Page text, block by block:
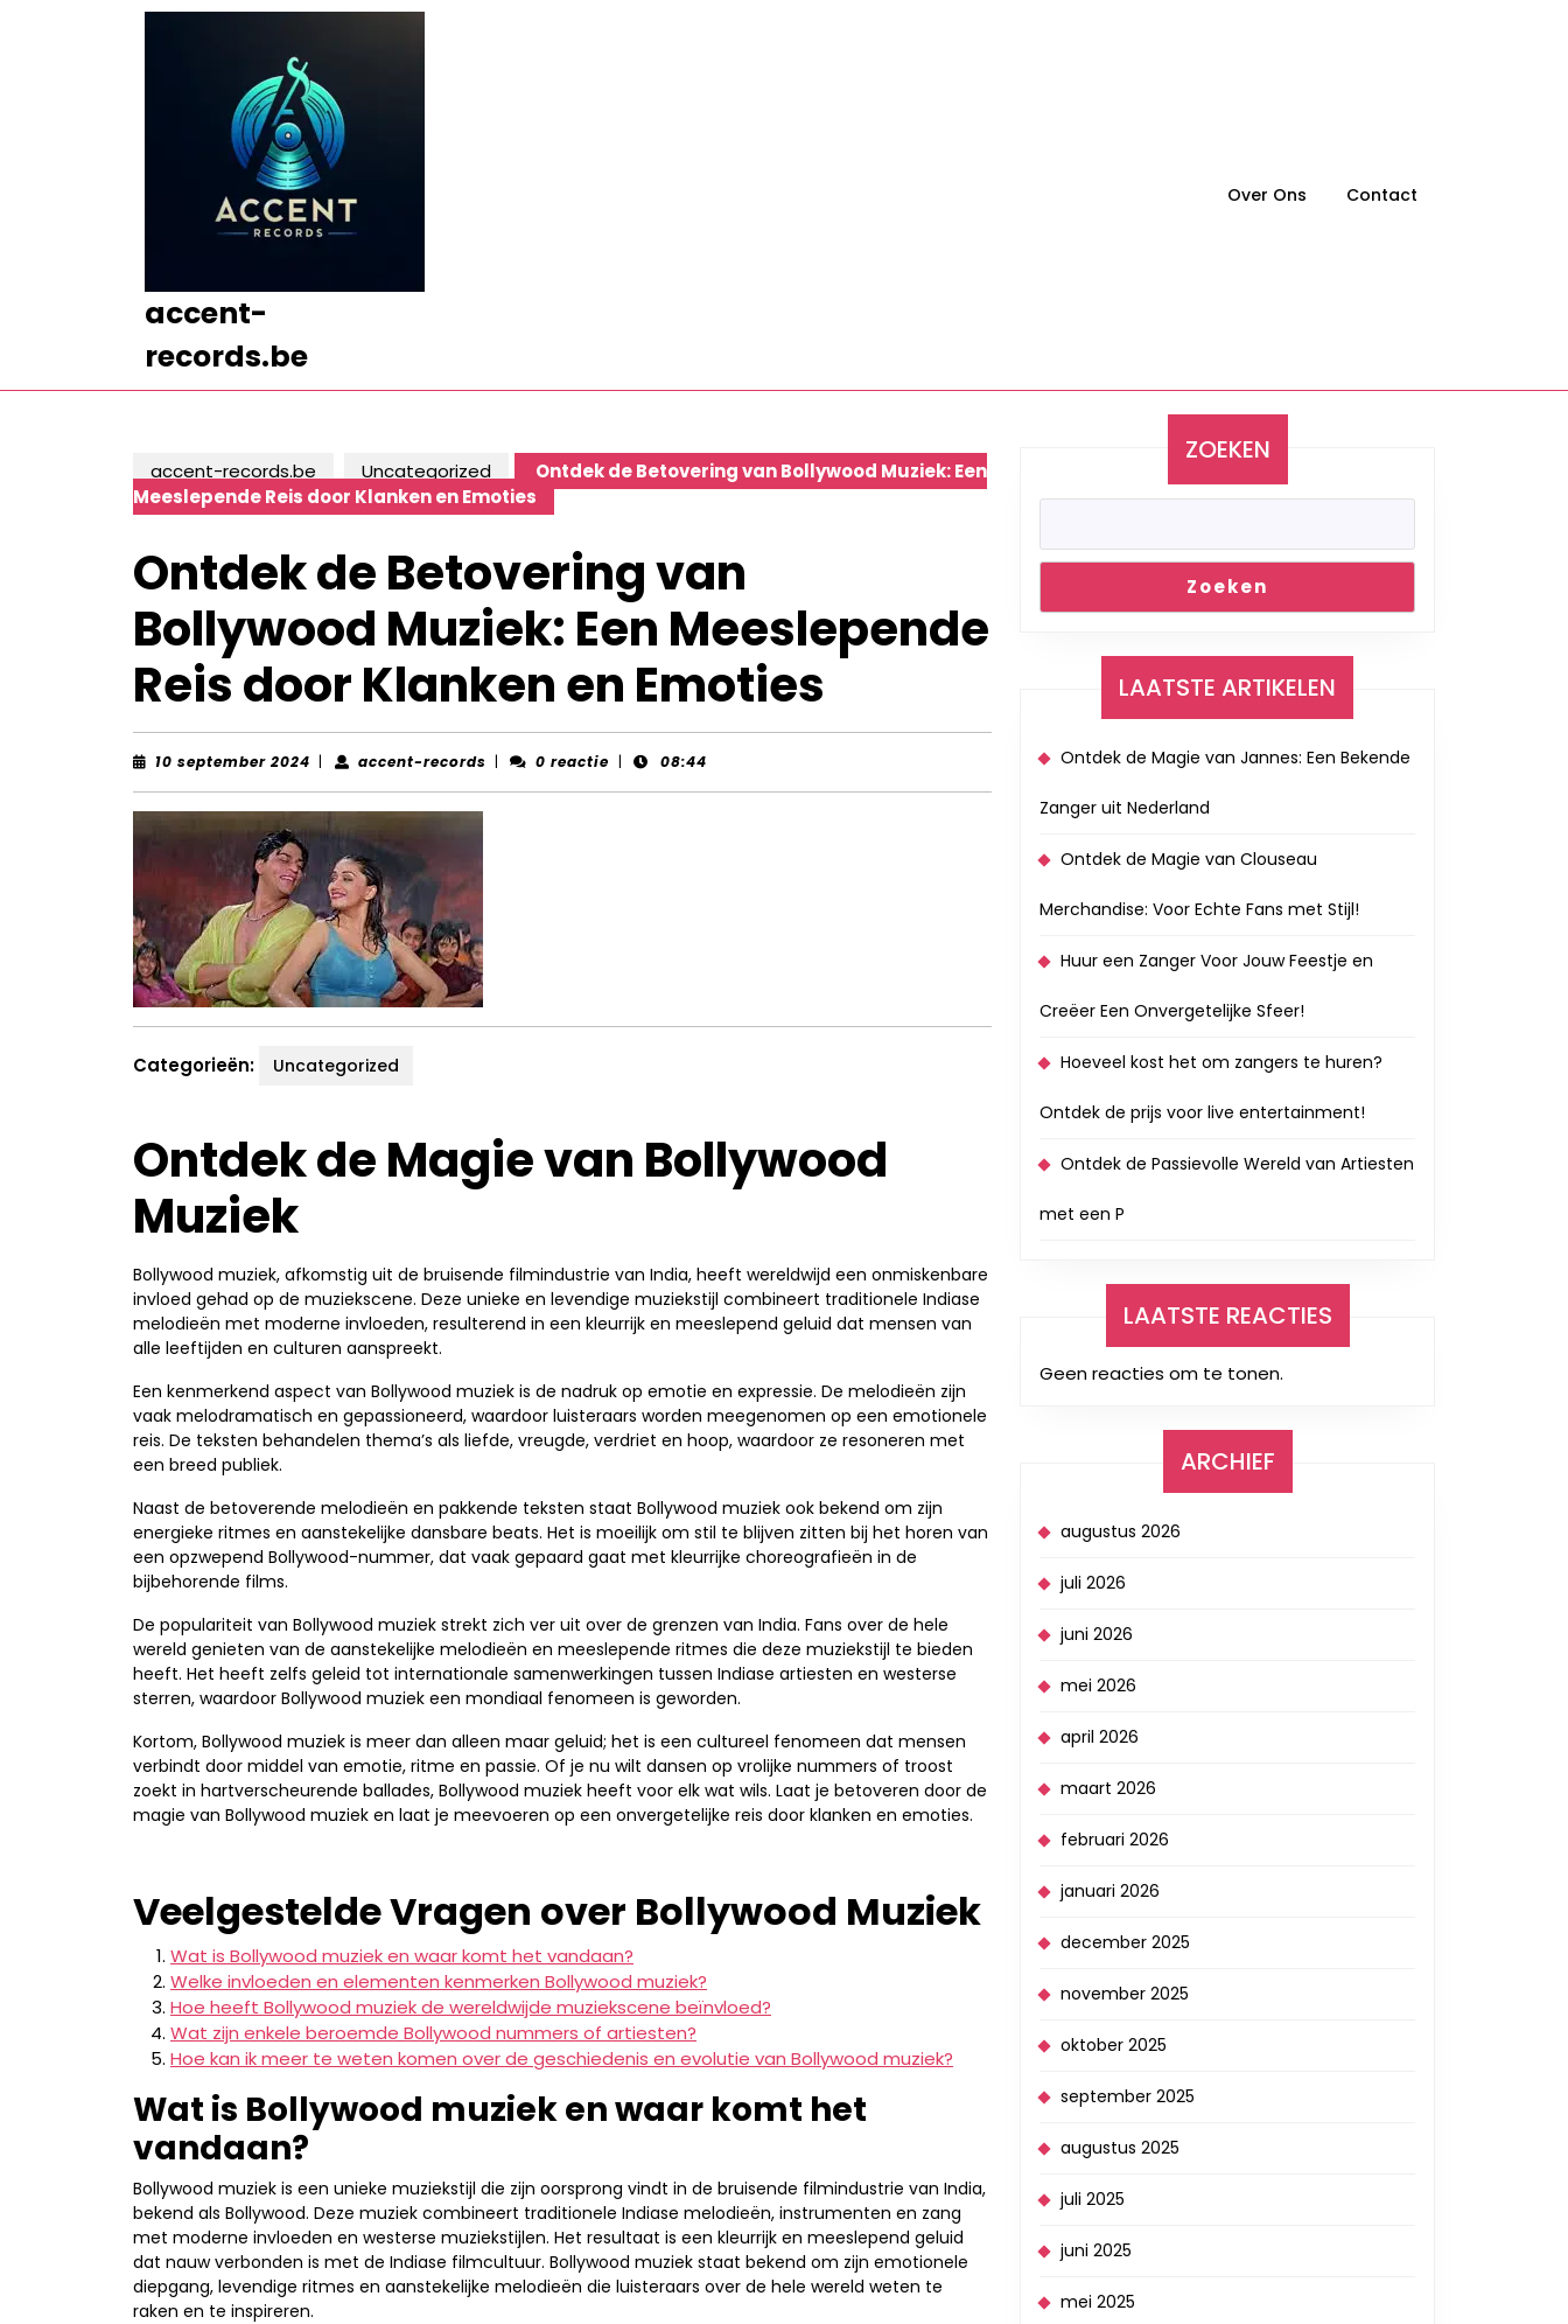
accent-
records.be
Over Ons Contact
accent-records.be Uncategorized
Ontdek de Betovering van Bollywood Muziek: Een
Meeslepende Reis door Klanken en Emoties
Ontdek de Betovering van
Bollywood Muziek: Een Meeslepende
Reis door Klanken en Emoties
10 september 2024 10| accent-records accent-
| 0 reactie | 08:44
Categorieën: Uncategorized
Ontdek de Magie van Bollywood
Muziek
Bollywood muziek, afkomstig uit de bruisende filmindustrie van India, heeft wereldwijd een onmiskenbare
invloed gehad op de muziekscene. Deze unieke en levendige muziekstijl combineert traditionele Indiase
melodieën met moderne invloeden, resulterend in een kleurrijk en meeslepend geluid dat mensen van
alle leeftijden en culturen aanspreekt.
Een kenmerkend aspect van Bollywood muziek is de nadruk op emotie en expressie. De melodieën zijn
vaak melodramatisch en gepassioneerd, waardoor luisteraars worden meegenomen op een emotionele
reis. De teksten behandelen thema’s als liefde, vreugde, verdriet en hoop, waardoor ze resoneren met
een breed publiek.
Naast de betoverende melodieën en pakkende teksten staat Bollywood muziek ook bekend om zijn
energieke ritmes en aanstekelijke dansbare beats. Het is moeilijk om stil te blijven zitten bij het horen van
een opzwepend Bollywood-nummer, dat vaak gepaard gaat met kleurrijke choreografieën in de
bijbehorende films.
De populariteit van Bollywood muziek strekt zich ver uit over de grenzen van India. Fans over de hele
wereld genieten van de aanstekelijke melodieën en meeslepende ritmes die deze muziekstijl te bieden
heeft. Het heeft zelfs geleid tot internationale samenwerkingen tussen Indiase artiesten en westerse
sterren, waardoor Bollywood muziek een mondiaal fenomeen is geworden.
Kortom, Bollywood muziek is meer dan alleen maar geluid; het is een cultureel fenomeen dat mensen
verbindt door middel van emotie, ritme en passie. Of je nu wilt dansen op vrolijke nummers of troost
zoekt in hartverscheurende ballades, Bollywood muziek heeft voor elk wat wils. Laat je betoveren door de
magie van Bollywood muziek en laat je meevoeren op een onvergetelijke reis door klanken en emoties.
Veelgestelde Vragen over Bollywood Muziek
Wat is Bollywood muziek en waar komt het vandaan?
Welke invloeden en elementen kenmerken Bollywood muziek?
Hoe heeft Bollywood muziek de wereldwijde muziekscene beïnvloed?
Wat zijn enkele beroemde Bollywood nummers of artiesten?
Hoe kan ik meer te weten komen over de geschiedenis en evolutie van Bollywood muziek?
Wat is Bollywood muziek en waar komt het
vandaan?
Bollywood muziek is een unieke muziekstijl die zijn oorsprong vindt in de bruisende filmindustrie van India,
bekend als Bollywood. Deze muziek combineert traditionele Indiase melodieën, instrumenten en zang
met moderne invloeden en westerse muziekstijlen. Het resultaat is een kleurrijk en meeslepend geluid
dat nauw verbonden is met de Indiase filmcultuur. Bollywood muziek staat bekend om zijn emotionele
diepgang, levendige ritmes en aanstekelijke melodieën die luisteraars over de hele wereld weten te
raken en te inspireren.
ZOEKEN
Zoeken
LAATSTE ARTIKELEN
Ontdek de Magie van Jannes: Een Bekende
Zanger uit Nederland
Ontdek de Magie van Clouseau
Merchandise: Voor Echte Fans met Stijl!
Huur een Zanger Voor Jouw Feestje en
Creëer Een Onvergetelijke Sfeer!
Hoeveel kost het om zangers te huren?
Ontdek de prijs voor live entertainment!
Ontdek de Passievolle Wereld van Artiesten
met een P
LAATSTE REACTIES
Geen reacties om te tonen.
ARCHIEF
augustus 2026
juli 2026
juni 2026
mei 2026
april 2026
maart 2026
februari 2026
januari 2026
december 2025
november 2025
oktober 2025
september 2025
augustus 2025
juli 2025
juni 2025
mei 2025